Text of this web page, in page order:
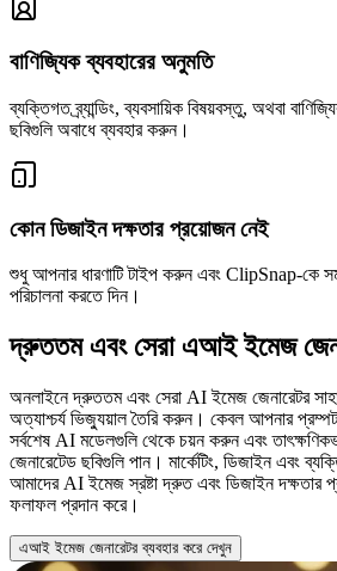
বাণিজ্যিক ব্যবহারের অনুমতি
ব্যক্তিগত ব্র্যান্ডিং, ব্যবসায়িক বিষয়বস্তু, অথবা
ছবিগুলি অবাধে ব্যবহার করুন।
কোন ডিজাইন দক্ষতার প্রয়োজন নেই
শুধু আপনার ধারণাটি টাইপ করুন এবং ClipSnap-কে
পরিচালনা করতে দিন।
দ্রুততম এবং সেরা এআই ইমেজ
অনলাইনে দ্রুততম এবং সেরা AI ইমেজ জেনারেটর
অত্যাশ্চর্য ভিজ্যুয়াল তৈরি করুন। কেবল আপনার
সর্বশেষ AI মডেলগুলি থেকে চয়ন করুন এবং
জেনারেটেড ছবিগুলি পান। মার্কেটিং, ডিজাইন এবং
আমাদের AI ইমেজ স্রষ্টা দ্রুত এবং ডিজাইন দক্ষতার
ফলাফল প্রদান করে।
এআই ইমেজ জেনারেটর ব্যবহার করে দেখুন